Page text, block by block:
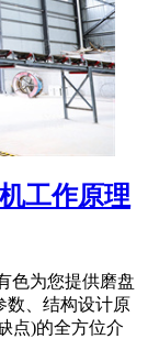
工作原理
色为您提供磨盘
数、结构设计原
点)的全方位介